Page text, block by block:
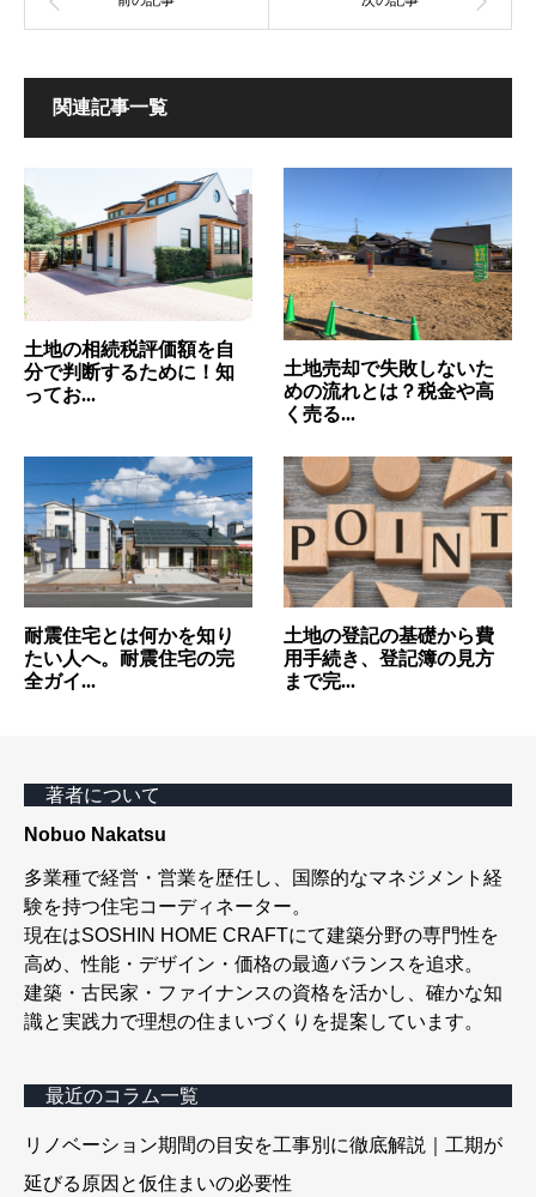
関連記事一覧
土地の相続税評価額を自
分で判断するために！知
ってお...
土地売却で失敗しないた
めの流れとは？税金や高
く売る...
耐震住宅とは何かを知り
たい人へ。耐震住宅の完
全ガイ...
土地の登記の基礎から費
用手続き、登記簿の見方
まで完...
著者について
Nobuo Nakatsu
多業種で経営・営業を歴任し、国際的なマネジメント経
験を持つ住宅コーディネーター。
現在はSOSHIN HOME CRAFTにて建築分野の専門性を
高め、性能・デザイン・価格の最適バランスを追求。
建築・古民家・ファイナンスの資格を活かし、確かな知
識と実践力で理想の住まいづくりを提案しています。
最近のコラム一覧
リノベーション期間の目安を工事別に徹底解説｜工期が
延びる原因と仮住まいの必要性